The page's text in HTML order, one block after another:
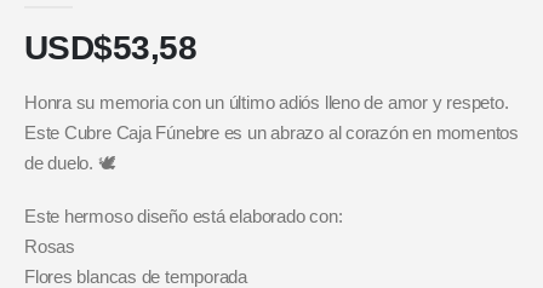
USD$53,58
Honra su memoria con un último adiós lleno de amor y respeto.
Este Cubre Caja Fúnebre es un abrazo al corazón en momentos
de duelo. 🕊️
Este hermoso diseño está elaborado con:
Rosas
Flores blancas de temporada